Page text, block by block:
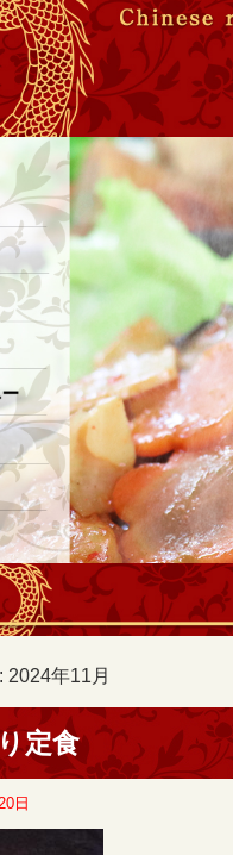
2024年11月
定食
日